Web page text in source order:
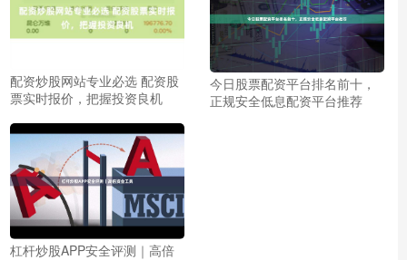
配资炒股网站专业必选 配资股
票实时报价，把握投资良机
今日股票配资平台排名前十，
正规安全低息配资平台推荐
杠杆炒股APP安全评测｜高倍